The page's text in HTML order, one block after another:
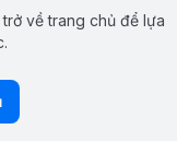
về trang chủ để lựa